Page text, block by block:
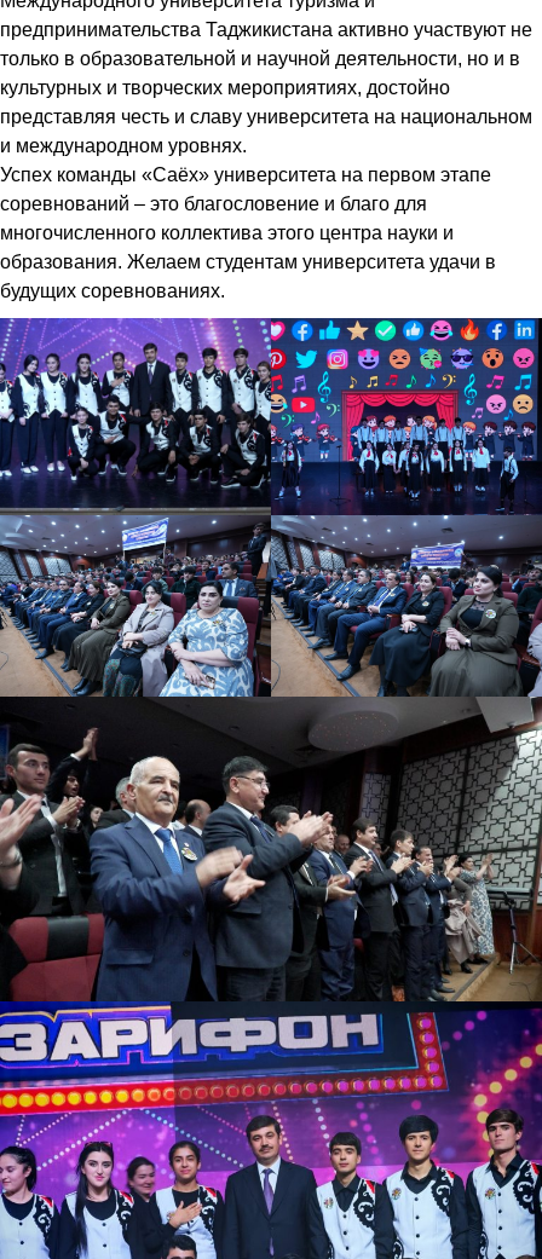
предпринимательства Таджикистана активно участвуют не
только в образовательной и научной деятельности, но и в
культурных и творческих мероприятиях, достойно
представляя честь и славу университета на национальном
и международном уровнях.
Успех команды «Саёх» университета на первом этапе
соревнований – это благословение и благо для
многочисленного коллектива этого центра науки и
образования. Желаем студентам университета удачи в
будущих соревнованиях.